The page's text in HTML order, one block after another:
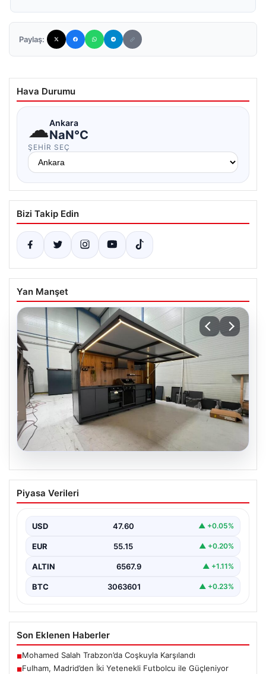
Paylaş:
Hava Durumu
☁Ankara
NaN°C
ŞEHIR SEÇ
Bizi Takip Edin
Yan Manşet
Açık Hava Mimarisinde Kalite ve bahçe
mutfağı Tasarımları
değerli alanlarından biri haline gelmiştir. Doğayla
uyumlu…
Piyasa Verileri
USD 47.60 ▲ +0.05%
EUR 55.15 ▲ +0.20%
ALTIN 6567.9 ▲ +1.11%
BTC 3063601 ▲ +0.23%
Son Eklenen Haberler
■Mohamed Salah Trabzon’da Coşkuyla Karşılandı
■Fulham, Madrid’den İki Yetenekli Futbolcu ile Güçleniyor